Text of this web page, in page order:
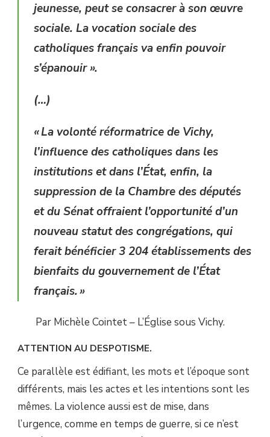
jeunesse, peut se consacrer à son œuvre
sociale. La vocation sociale des
catholiques français va enfin pouvoir
s’épanouir ».
(…)
« La volonté réformatrice de Vichy,
l’influence des catholiques dans les
institutions et dans l’État, enfin, la
suppression de la Chambre des députés
et du Sénat offraient l’opportunité d’un
nouveau statut des congrégations, qui
ferait bénéficier 3 204 établissements des
bienfaits du gouvernement de l’État
français. »
Par Michèle Cointet – L’Église sous Vichy.
ATTENTION AU DESPOTISME.
Ce parallèle est édifiant, les mots et l’époque sont
différents, mais les actes et les intentions sont les
mêmes. La violence aussi est de mise, dans
l’urgence, comme en temps de guerre, si ce n’est